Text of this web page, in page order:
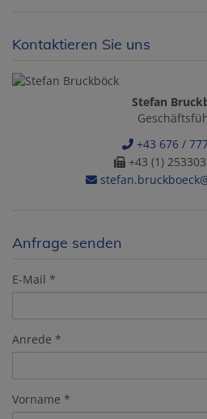
Kontaktieren Sie uns
Stefan
+43 676 /
+43 (1)
Anfrage senden
E-Mail
Anrede
Vorname